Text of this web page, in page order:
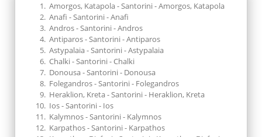
Amorgos, Katapola - Santorini - Amorgos, Katapola
Anafi - Santorini - Anafi
Andros - Santorini - Andros
Antiparos - Santorini - Antiparos
Astypalaia - Santorini - Astypalaia
Chalki - Santorini - Chalki
Donousa - Santorini - Donousa
Folegandros - Santorini - Folegandros
Heraklion, Kreta - Santorini - Heraklion, Kreta
Ios - Santorini - Ios
Kalymnos - Santorini - Kalymnos
Karpathos - Santorini - Karpathos